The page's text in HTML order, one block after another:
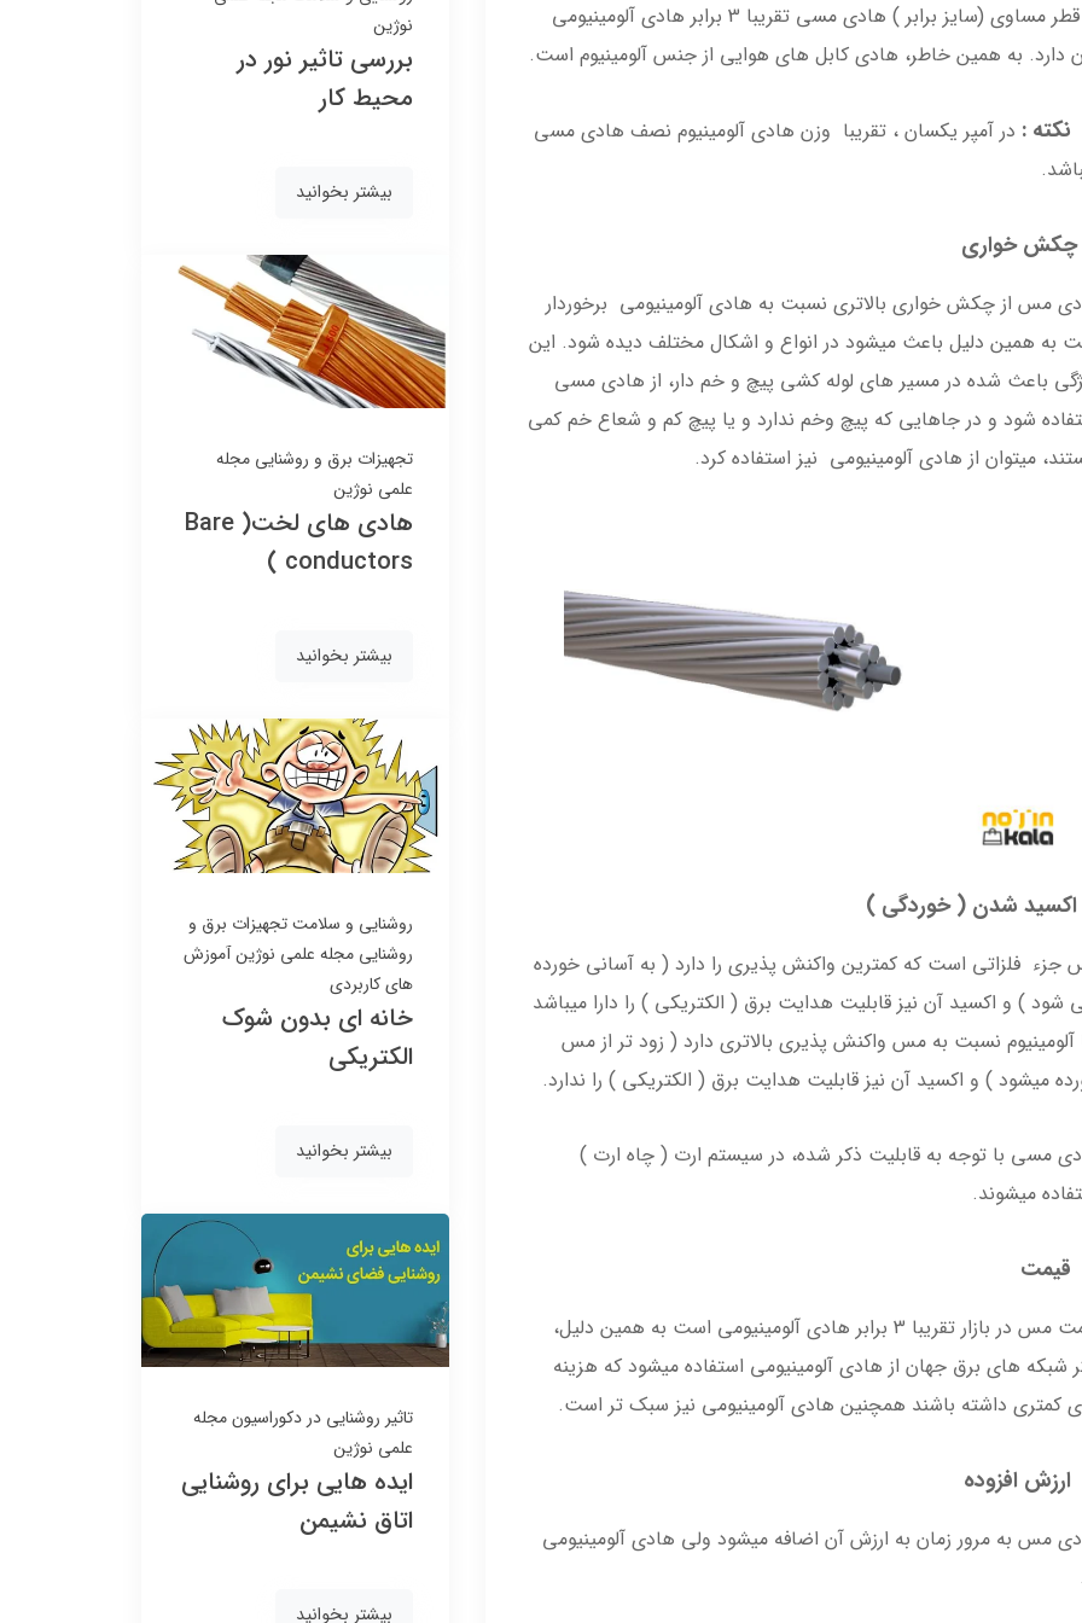
در قطر مساوی (سایز برابر ) هادی مسی تقریبا 3 برابر هادی آلومینیومی
دارد. به همین خاطر، هادی کابل های هوایی از جنس آلومینیوم است.
نکته : در آمپر یکسان ، تقریبا وزن هادی آلومینیوم نصف هادی مسی
چکش خواری
مس از چکش خواری بالاتری نسبت به هادی آلومینیومی برخوردار
به همین دلیل باعث میشود در انواع و اشکال مختلف دیده شود. این
باعث شده در مسیر های لوله کشی پیچ و خم دار، از هادی مسی
شود و در جاهایی که پیچ وخم ندارد و یا پیچ کم و شعاع خم کمی
میتوان از هادی آلومینیومی نیز استفاده کرد.
اکسید شدن ( خوردگی )
جزء فلزاتی است که کمترین واکنش پذیری را دارد ( به آسانی خورده
شود ) و اکسید آن نیز قابلیت هدایت برق ( الکتریکی ) را دارا میباشد
آلومینیوم نسبت به مس واکنش پذیری بالاتری دارد ( زود تر از مس
میشود ) و اکسید آن نیز قابلیت هدایت برق ( الکتریکی ) را ندارد.
مسی با توجه به قابلیت ذکر شده، در سیستم ارت ( چاه ارت )
میشوند.
قیمت
قیمت مس در بازار تقریبا 3 برابر هادی آلومینیومی است به همین دلیل،
شبکه های برق جهان از هادی آلومینیومی استفاده میشود که هزینه
کمتری داشته باشند همچنین هادی آلومینیومی نیز سبک تر است.
ارزش افزوده
مس به مرور زمان به ارزش آن اضافه میشود ولی هادی آلومینیومی
20,496,000
تومان
7,644,000
6,867,000 تومان
13,818,000نوژین
بررسی تاثیر نور در
محیط کار
بیشتر بخوانید
تجهیزات برق و روشنایی مجله
علمی نوژین
هادی های لخت( Bare
conductors )
بیشتر بخوانید
روشنایی و سلامتتجهیزات برق و
روشنایی مجله علمی نوژینآموزش
های کاربردی
خانه ای بدون شوک
الکتریکی
بیشتر بخوانید
تاثیر روشنایی در دکوراسیونمجله
علمی نوژین
ایده هایی برای روشنایی
اتاق نشیمن
بیشتر بخوانید